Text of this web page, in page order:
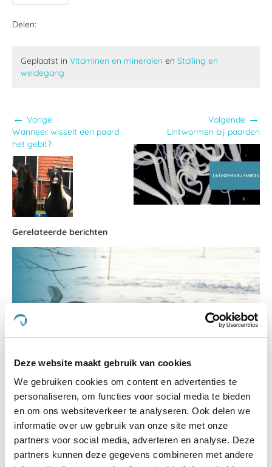
Deze website maakt gebruik van cookies
We gebruiken cookies om content en advertenties te
personaliseren, om functies voor social media te bieden
en om ons websiteverkeer te analyseren. Ook delen we
informatie over uw gebruik van onze site met onze
partners voor social media, adverteren en analyse. Deze
partners kunnen deze gegevens combineren met andere
Delen:
Geplaatst in Vitaminen en mineralen en Stalling en
weidegang
← Vorige
Wanneer wisselt een paard
het gebit?
Volgende →
Lintwormen bij paarden
Gerelateerde berichten
Help, mijn paard schuurt in de winter!